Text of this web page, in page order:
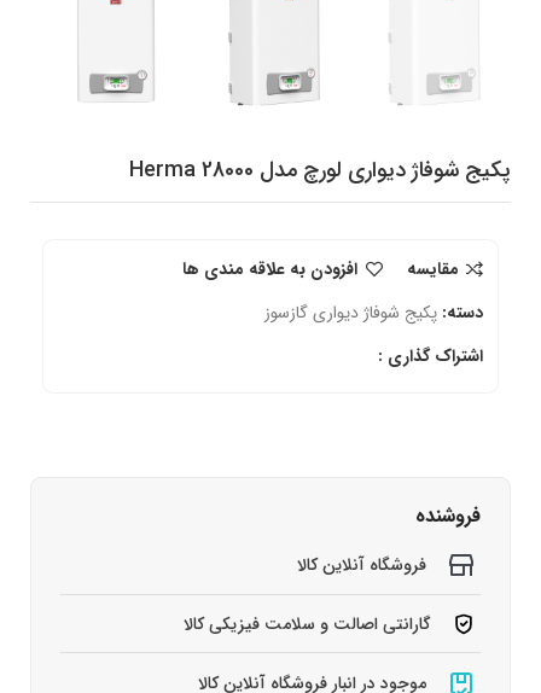
پکیج شوفاژ دیواری لورچ مدل Herma 28000
مقایسه
افزودن به علاقه مندی ها
دسته: پکیج شوفاژ دیواری گازسوز
اشتراک گذاری :
فروشنده
فروشگاه آنلاین کالا
گارانتی اصالت و سلامت فیزیکی کالا
موجود در انبار فروشگاه آنلاین کالا